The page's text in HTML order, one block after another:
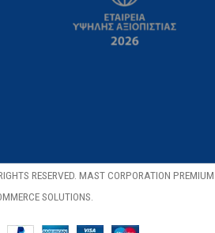
RESERVED. MAST CORPORATION PREMIUM
SOLUTIONS.